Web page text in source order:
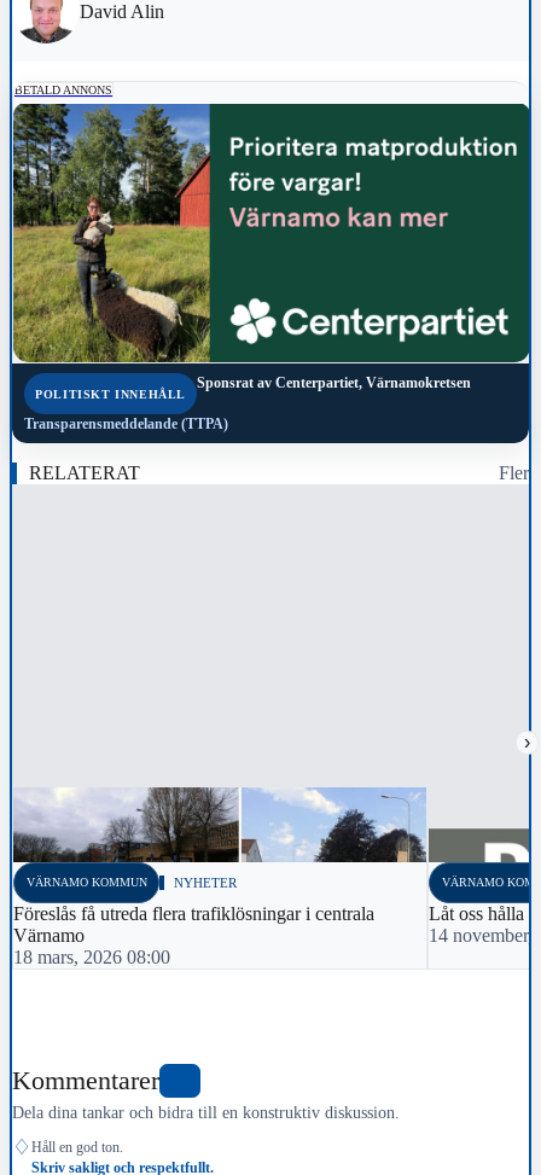
David Alin
BETALD ANNONS
POLITISKT INNEHÅLL
Sponsrat av Centerpartiet, Värnamokretsen
Transparensmeddelande (TTPA)
RELATERAT Fler
›
VÄRNAMO KOMMUN NYHETER
Föreslås få utreda flera trafiklösningar i centrala
Värnamo
18 mars, 2026 08:00
VÄRNAMO
Låt oss hålla
14 november,
Kommentarer
Dela dina tankar och bidra till en konstruktiv diskussion.
♢ Håll en god ton.
Skriv sakligt och respektfullt.